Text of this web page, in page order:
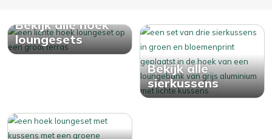
Bekijk alle hoek
loungesets
Bekijk alle
sierkussens